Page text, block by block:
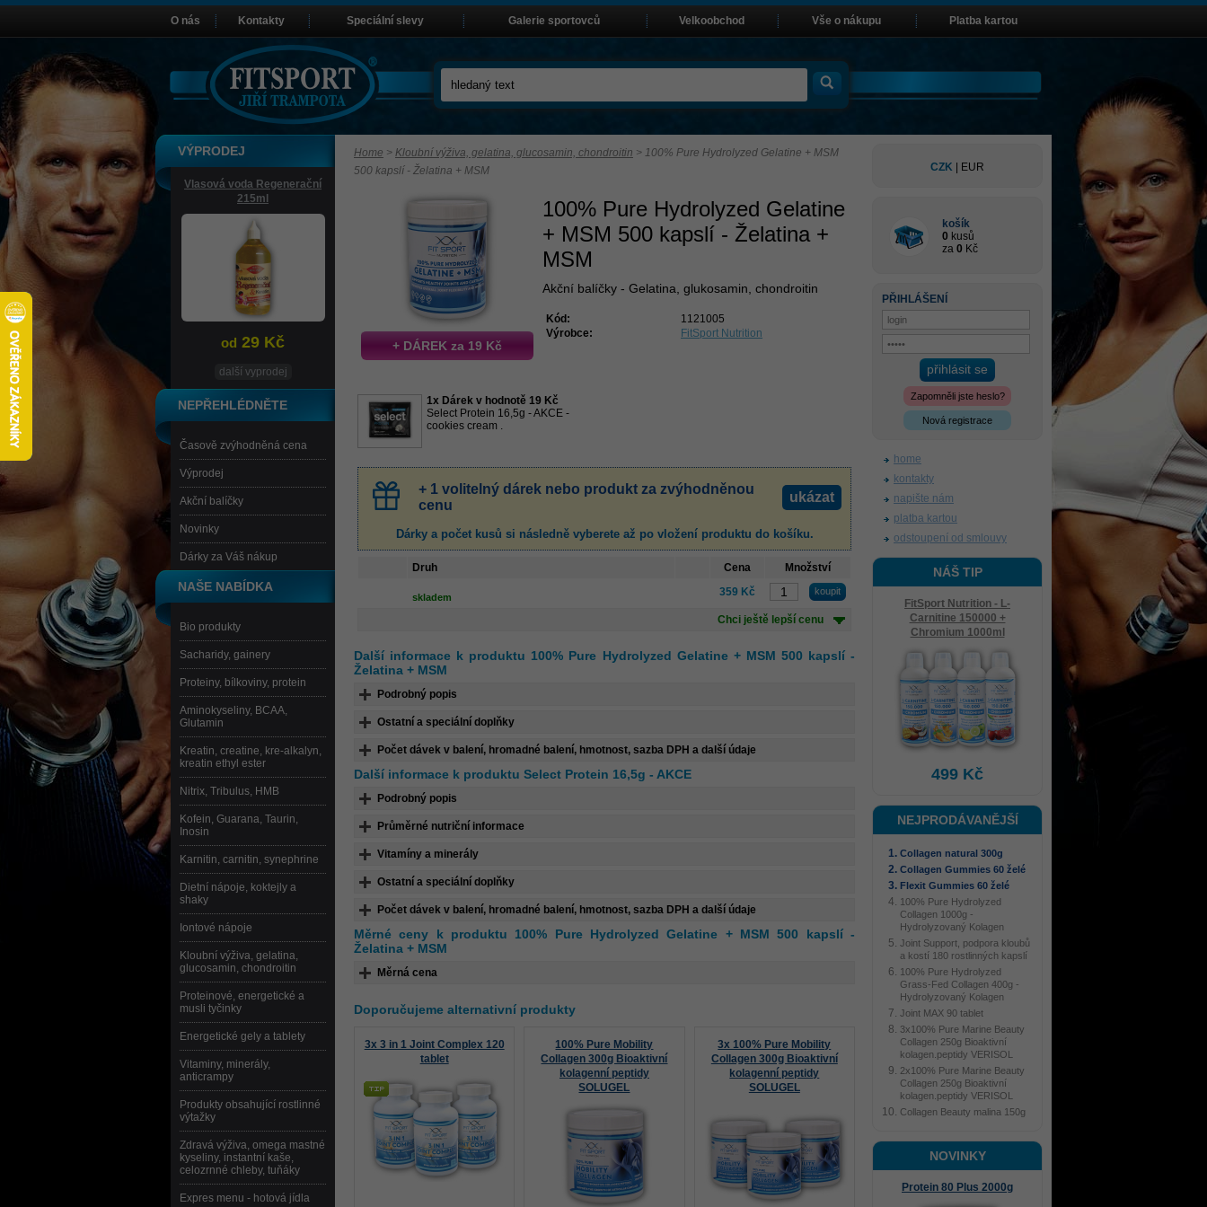
Home > Kloubní výživa, gelatina, glucosamin, chondroitin > 100% Pure Hydrolyzed Gelatine + MSM
500 kapslí - Želatina + MSM
+ DÁREK za 19 Kč
100% Pure Hydrolyzed Gelatine
+ MSM 500 kapslí - Želatina +
MSM
Akční balíčky - Gelatina, glukosamin, chondroitin
Kód:
1121005
Výrobce:
FitSport Nutrition
1x Dárek v hodnotě 19 Kč
Select Protein 16,5g - AKCE -
cookies cream .
+ 1 volitelný dárek nebo produkt za zvýhodněnou
cenu
ukázat
Dárky a počet kusů si následně vyberete až po vložení produktu do košíku.
Druh Cena Množství
skladem 359 Kč
Chci ještě lepší cenu
Další informace k produktu 100% Pure Hydrolyzed Gelatine + MSM 500 kapslí -
Želatina + MSM
Podrobný popis
Ostatní a speciální doplňky
Počet dávek v balení, hromadné balení, hmotnost, sazba DPH a další údaje
Další informace k produktu Select Protein 16,5g - AKCE
Podrobný popis
Průměrné nutriční informace
Vitamíny a minerály
Ostatní a speciální doplňky
Počet dávek v balení, hromadné balení, hmotnost, sazba DPH a další údaje
Měrné ceny k produktu 100% Pure Hydrolyzed Gelatine + MSM 500 kapslí -
Želatina + MSM
Měrná cena
Doporučujeme alternativní produkty
3x 3 in 1 Joint Complex 120
tablet
100% Pure Mobility
Collagen 300g Bioaktivní
kolagenní peptidy
SOLUGEL
3x 100% Pure Mobility
Collagen 300g Bioaktivní
kolagenní peptidy
SOLUGEL
CZK EUR
košík
0 kusů
za 0 Kč
PŘIHLÁŠENÍ
přihlásit se
Zapomněli jste heslo?
Nová registrace
home
kontakty
napište nám
platba kartou
odstoupení od smlouvy
NÁŠ TIP
FitSport Nutrition - L-
Carnitine 150000 +
Chromium 1000ml
499 Kč
NEJPRODÁVANĚJŠÍ
Collagen natural 300g
Collagen Gummies 60 želé
Flexit Gummies 60 želé
100% Pure Hydrolyzed
Collagen 1000g -
Hydrolyzovaný Kolagen
Joint Support, podpora kloubů
a kostí 180 rostlinných kapslí
100% Pure Hydrolyzed
Grass-Fed Collagen 400g -
Hydrolyzovaný Kolagen
Joint MAX 90 tablet
3x100% Pure Marine Beauty
Collagen 250g Bioaktivní
kolagen.peptidy VERISOL
2x100% Pure Marine Beauty
Collagen 250g Bioaktivní
kolagen.peptidy VERISOL
Collagen Beauty malina 150g
NOVINKY
Protein 80 Plus 2000g
VÝPRODEJ
Vlasová voda Regenerační
215ml
od 29 Kč
další vyprodej
NEPŘEHLÉDNĚTE
Časově zvýhodněná cena
Výprodej
Akční balíčky
Novinky
Dárky za Váš nákup
NAŠE NABÍDKA
Bio produkty
Sacharidy, gainery
Proteiny, bílkoviny, protein
Aminokyseliny, BCAA,
Glutamin
Kreatin, creatine, kre-alkalyn,
kreatin ethyl ester
Nitrix, Tribulus, HMB
Kofein, Guarana, Taurin,
Inosin
Karnitin, carnitin, synephrine
Dietní nápoje, koktejly a
shaky
Iontové nápoje
Kloubní výživa, gelatina,
glucosamin, chondroitin
Proteinové, energetické a
musli tyčinky
Energetické gely a tablety
Vitaminy, minerály,
anticrampy
Produkty obsahující rostlinné
výtažky
Zdravá výživa, omega mastné
kyseliny, instantní kaše,
celozrnné chleby, tuňáky
Expres menu - hotová jídla
O nás Kontakty Speciální slevy Galerie sportovců Velkoobchod Vše o nákupu Platba kartou